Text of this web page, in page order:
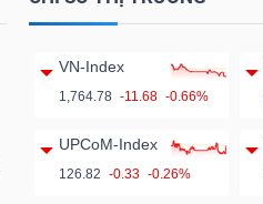
VN-Index
1,764.78 -11.68 -0.66%
UPCoM-Index
126.82 -0.33 -0.26%